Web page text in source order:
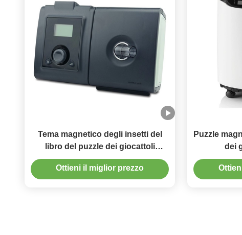
Tema magnetico degli insetti del
libro del puzzle dei giocattoli
educativi per le età dei bambini 3
anni su
Ottieni il miglior prezzo
Puzzle
dei